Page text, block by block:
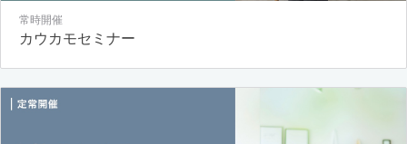
常時開催
カウカモセミナー